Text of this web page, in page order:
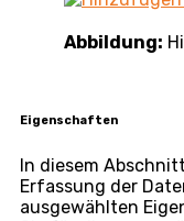
anderen, in
Elementtyp–
anderen, inCMDB